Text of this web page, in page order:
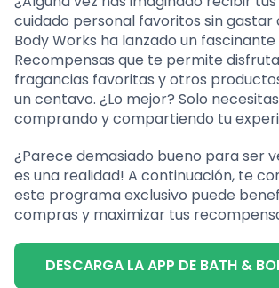
cuidado personal favoritos sin gastar
Body Works ha lanzado un
Recompensas que te permite
fragancias favoritas y otros
un centavo. ¿Lo mejor? Solo
comprando y compartiendo tu
¿Parece demasiado bueno para ser
es una realidad! A continuación, te
este programa exclusivo puede
compras y maximizar tus
DESCARGA LA APP DE BATH &